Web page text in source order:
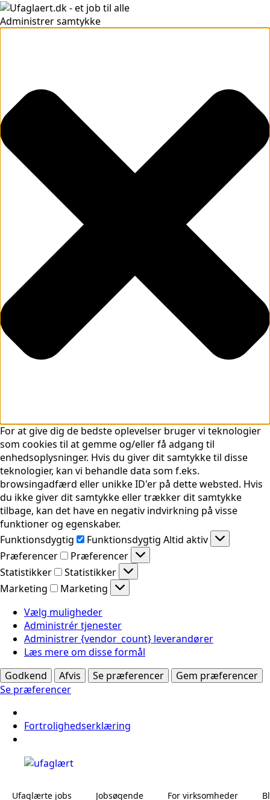
Administrer samtykke
For at give dig de bedste oplevelser bruger vi teknologier
som cookies til at gemme og/eller få adgang til
enhedsoplysninger. Hvis du giver dit samtykke til disse
teknologier, kan vi behandle data som f.eks.
browsingadfærd eller unikke ID'er på dette websted. Hvis
du ikke giver dit samtykke eller trækker dit samtykke
tilbage, kan det have en negativ indvirkning på visse
funktioner og egenskaber.
Funktionsdygtig
Funktionsdygtig Altid aktiv
Præferencer
Præferencer
Statistikker
Statistikker
Marketing
Marketing
Vælg muligheder
Administrér tjenester
Administrer {vendor_count} leverandører
Læs mere om disse formål
Godkend
Afvis Se præferencer
Gem præferencer
Se præferencer
Fortrolighedserklæring
Ufaglærte jobs Jobsøgende For virksomheder